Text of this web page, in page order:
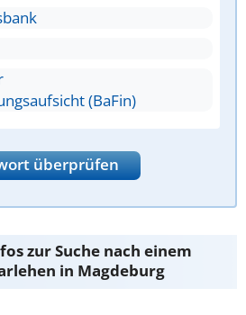
(BaFin)
überprüfen
zur Suche nach einem
in Magdeburg